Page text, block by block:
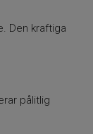
Den kraftiga
pålitlig